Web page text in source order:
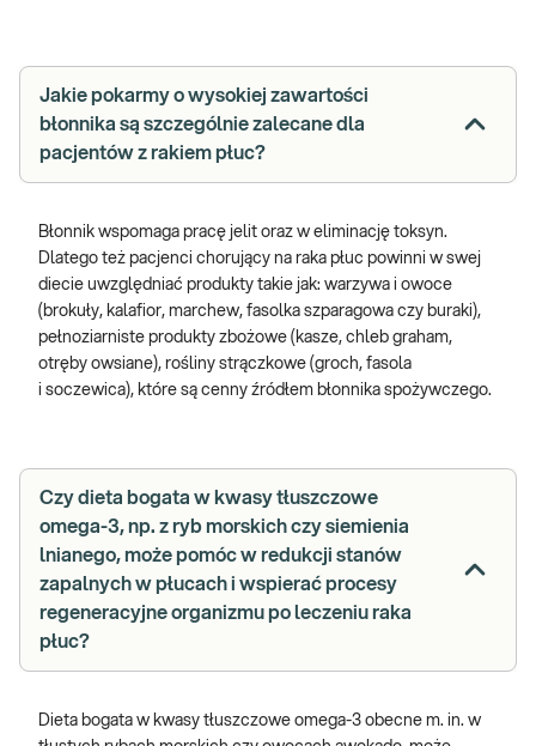
Jakie pokarmy o wysokiej zawartości
błonnika są szczególnie zalecane dla
pacjentów z rakiem płuc?
Błonnik wspomaga pracę jelit oraz w eliminację toksyn.
Dlatego też pacjenci chorujący na raka płuc powinni w swej
diecie uwzględniać produkty takie jak: warzywa i owoce
(brokuły, kalafior, marchew, fasolka szparagowa czy buraki),
pełnoziarniste produkty zbożowe (kasze, chleb graham,
otręby owsiane), rośliny strączkowe (groch, fasola
i soczewica), które są cenny źródłem błonnika spożywczego.
Czy dieta bogata w kwasy tłuszczowe
omega-3, np. z ryb morskich czy siemienia
lnianego, może pomóc w redukcji stanów
zapalnych w płucach i wspierać procesy
regeneracyjne organizmu po leczeniu raka
płuc?
Dieta bogata w kwasy tłuszczowe omega-3 obecne m. in. w